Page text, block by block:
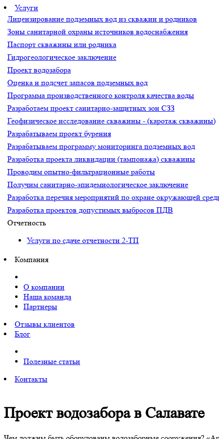
Услуги
Лицензирование подземных вод из скважин и родников
Зоны санитарной охраны источников водоснабжения
Паспорт скважины или родника
Гидрогеологическое заключение
Проект водозабора
Оценка и подсчет запасов подземных вод
Программа производственного контроля качества воды
Разработаем проект санитарно-защитных зон СЗЗ
Геофизическое исследование скважины - (каротаж скважины)
Разрабатываем проект бурения
Разрабатываем программу мониторинга подземных вод
Разработка проекта ликвидации (тампонажа) скважины
Проводим опытно-фильтрационные работы
Получим санитарно-эпидемиологическое заключение
Разработка перечня мероприятий по охране окружающей
Разработка проектов допустимых выбросов ПДВ
Отчетность
Услуги по сдаче отчетности 2-ТП
Компания
О компании
Наша команда
Партнеры
Отзывы клиентов
Блог
Полезные статьи
Контакты
Проект водозабора в Салавате